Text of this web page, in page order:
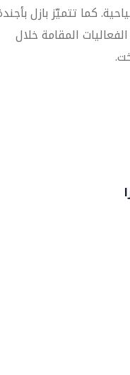
كما تتميّز بازل
المقامة خلال